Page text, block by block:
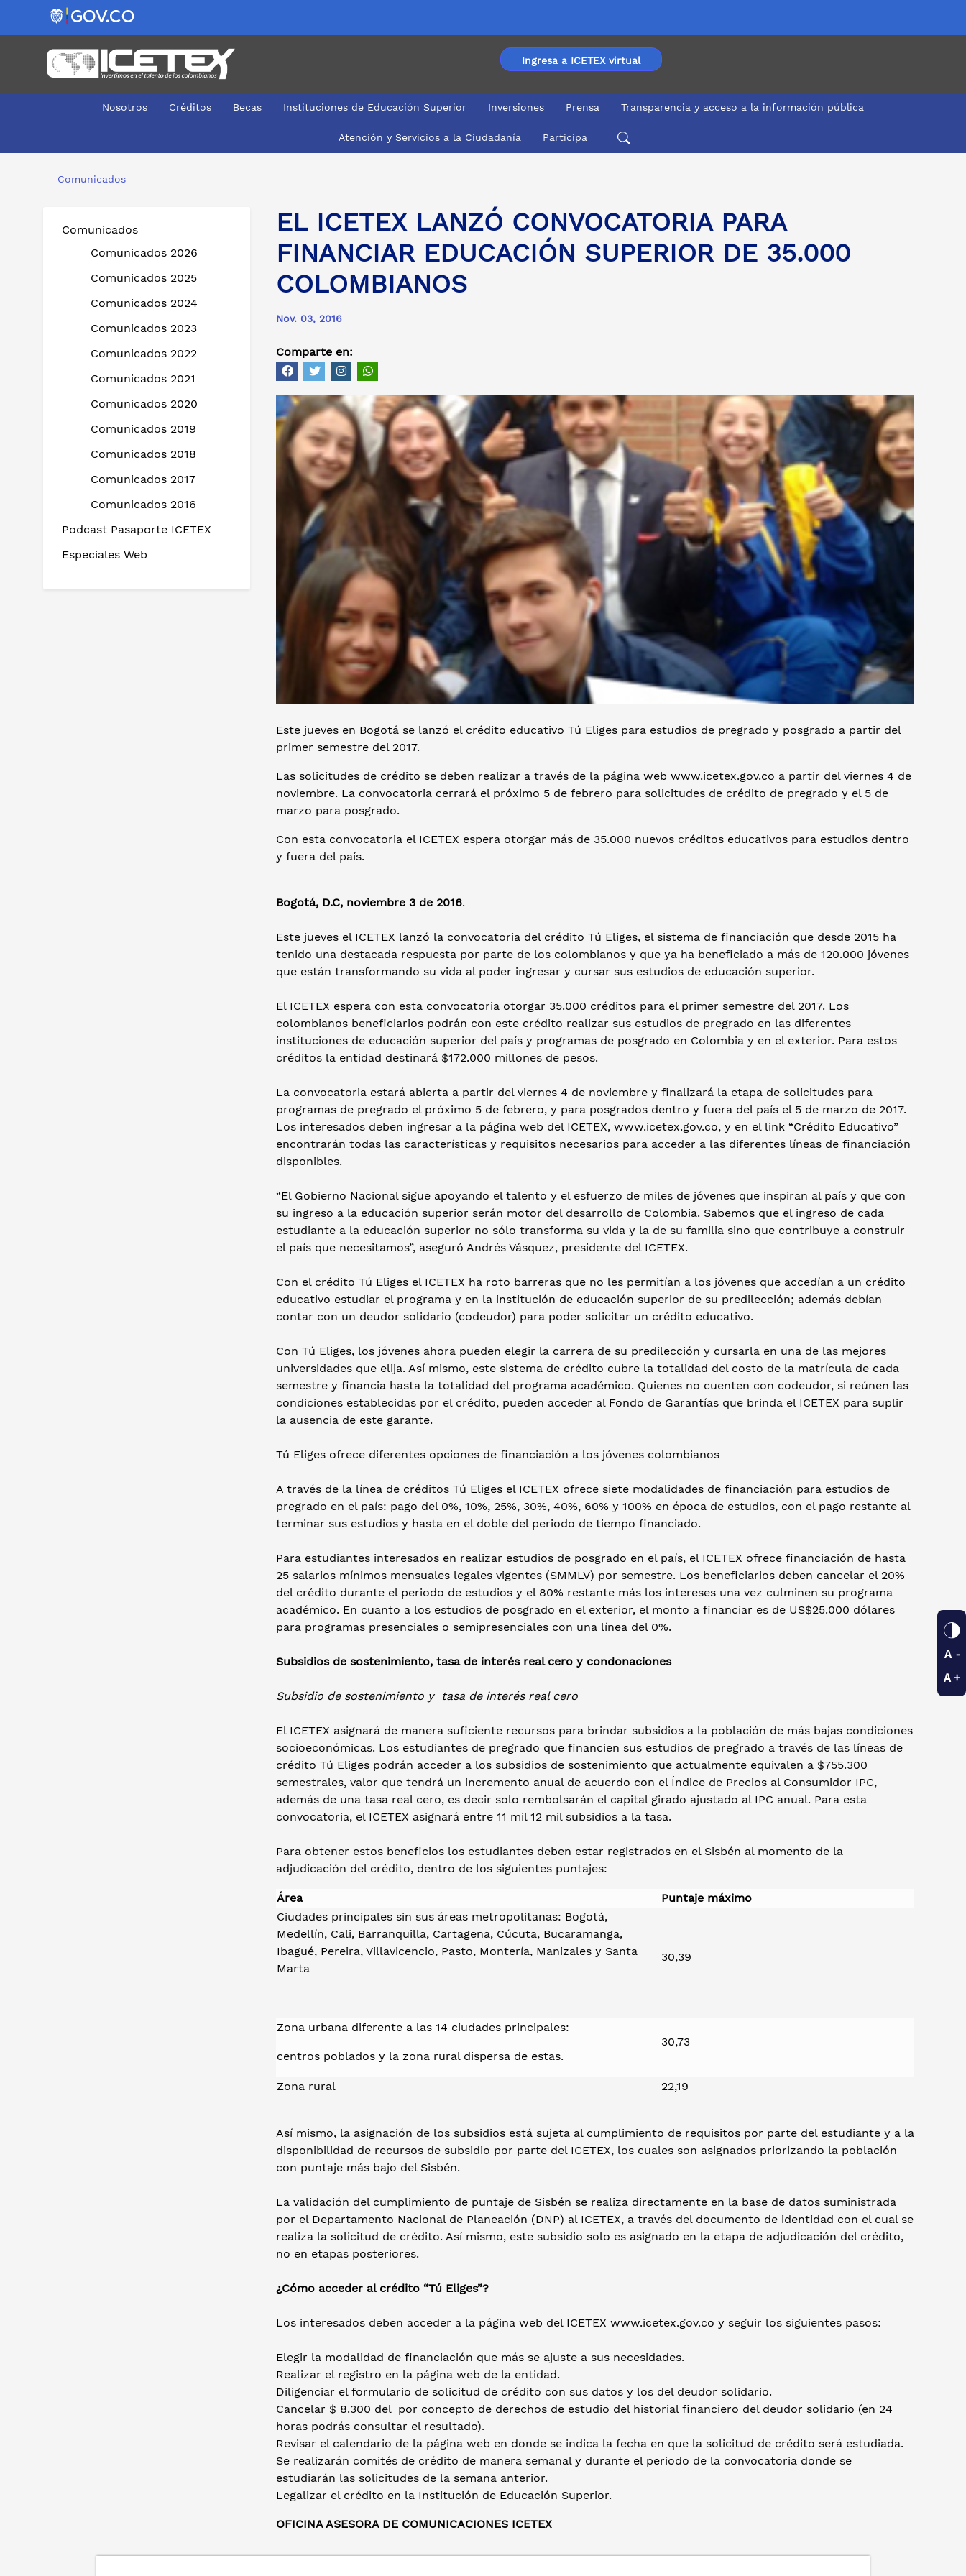
Ingresa a ICETEX virtual
Nosotros Créditos Becas Instituciones de Educación Superior Inversiones Prensa Transparencia y acceso a la información pública
Atención y Servicios a la Ciudadanía Participa
Comunicados
Comunicados
Comunicados 2026
Comunicados 2025
Comunicados 2024
Comunicados 2023
Comunicados 2022
Comunicados 2021
Comunicados 2020
Comunicados 2019
Comunicados 2018
Comunicados 2017
Comunicados 2016
Podcast Pasaporte ICETEX
Especiales Web
EL ICETEX LANZÓ CONVOCATORIA PARA
FINANCIAR EDUCACIÓN SUPERIOR DE 35.000
COLOMBIANOS
Nov. 03, 2016
Comparte en:
Este jueves en Bogotá se lanzó el crédito educativo Tú Eliges para estudios de pregrado y posgrado a partir del
primer semestre del 2017.
Las solicitudes de crédito se deben realizar a través de la página web www.icetex.gov.co a partir del viernes 4 de
noviembre. La convocatoria cerrará el próximo 5 de febrero para solicitudes de crédito de pregrado y el 5 de
marzo para posgrado.
Con esta convocatoria el ICETEX espera otorgar más de 35.000 nuevos créditos educativos para estudios dentro
y fuera del país.
Bogotá, D.C, noviembre 3 de 2016.
Este jueves el ICETEX lanzó la convocatoria del crédito Tú Eliges, el sistema de financiación que desde 2015 ha
tenido una destacada respuesta por parte de los colombianos y que ya ha beneficiado a más de 120.000 jóvenes
que están transformando su vida al poder ingresar y cursar sus estudios de educación superior.
El ICETEX espera con esta convocatoria otorgar 35.000 créditos para el primer semestre del 2017. Los
colombianos beneficiarios podrán con este crédito realizar sus estudios de pregrado en las diferentes
instituciones de educación superior del país y programas de posgrado en Colombia y en el exterior. Para estos
créditos la entidad destinará $172.000 millones de pesos.
La convocatoria estará abierta a partir del viernes 4 de noviembre y finalizará la etapa de solicitudes para
programas de pregrado el próximo 5 de febrero, y para posgrados dentro y fuera del país el 5 de marzo de 2017.
Los interesados deben ingresar a la página web del ICETEX, www.icetex.gov.co, y en el link “Crédito Educativo”
encontrarán todas las características y requisitos necesarios para acceder a las diferentes líneas de financiación
disponibles.
“El Gobierno Nacional sigue apoyando el talento y el esfuerzo de miles de jóvenes que inspiran al país y que con
su ingreso a la educación superior serán motor del desarrollo de Colombia. Sabemos que el ingreso de cada
estudiante a la educación superior no sólo transforma su vida y la de su familia sino que contribuye a construir
el país que necesitamos”, aseguró Andrés Vásquez, presidente del ICETEX.
Con el crédito Tú Eliges el ICETEX ha roto barreras que no les permitían a los jóvenes que accedían a un crédito
educativo estudiar el programa y en la institución de educación superior de su predilección; además debían
contar con un deudor solidario (codeudor) para poder solicitar un crédito educativo.
Con Tú Eliges, los jóvenes ahora pueden elegir la carrera de su predilección y cursarla en una de las mejores
universidades que elija. Así mismo, este sistema de crédito cubre la totalidad del costo de la matrícula de cada
semestre y financia hasta la totalidad del programa académico. Quienes no cuenten con codeudor, si reúnen las
condiciones establecidas por el crédito, pueden acceder al Fondo de Garantías que brinda el ICETEX para suplir
la ausencia de este garante.
Tú Eliges ofrece diferentes opciones de financiación a los jóvenes colombianos
A través de la línea de créditos Tú Eliges el ICETEX ofrece siete modalidades de financiación para estudios de
pregrado en el país: pago del 0%, 10%, 25%, 30%, 40%, 60% y 100% en época de estudios, con el pago restante al
terminar sus estudios y hasta en el doble del periodo de tiempo financiado.
Para estudiantes interesados en realizar estudios de posgrado en el país, el ICETEX ofrece financiación de hasta
25 salarios mínimos mensuales legales vigentes (SMMLV) por semestre. Los beneficiarios deben cancelar el 20%
del crédito durante el periodo de estudios y el 80% restante más los intereses una vez culminen su programa
académico. En cuanto a los estudios de posgrado en el exterior, el monto a financiar es de US$25.000 dólares
para programas presenciales o semipresenciales con una línea del 0%.
Subsidios de sostenimiento, tasa de interés real cero y condonaciones
Subsidio de sostenimiento y tasa de interés real cero
El ICETEX asignará de manera suficiente recursos para brindar subsidios a la población de más bajas condiciones
socioeconómicas. Los estudiantes de pregrado que financien sus estudios de pregrado a través de las líneas de
crédito Tú Eliges podrán acceder a los subsidios de sostenimiento que actualmente equivalen a $755.300
semestrales, valor que tendrá un incremento anual de acuerdo con el Índice de Precios al Consumidor IPC,
además de una tasa real cero, es decir solo rembolsarán el capital girado ajustado al IPC anual. Para esta
convocatoria, el ICETEX asignará entre 11 mil 12 mil subsidios a la tasa.
Para obtener estos beneficios los estudiantes deben estar registrados en el Sisbén al momento de la
adjudicación del crédito, dentro de los siguientes puntajes:
Área
Puntaje máximo
Ciudades principales sin sus áreas metropolitanas: Bogotá,
Medellín, Cali, Barranquilla, Cartagena, Cúcuta, Bucaramanga,
Ibagué, Pereira, Villavicencio, Pasto, Montería, Manizales y Santa
Marta
30,39
Zona urbana diferente a las 14 ciudades principales:
centros poblados y la zona rural dispersa de estas.
30,73
Zona rural 22,19
Así mismo, la asignación de los subsidios está sujeta al cumplimiento de requisitos por parte del estudiante y a la
disponibilidad de recursos de subsidio por parte del ICETEX, los cuales son asignados priorizando la población
con puntaje más bajo del Sisbén.
La validación del cumplimiento de puntaje de Sisbén se realiza directamente en la base de datos suministrada
por el Departamento Nacional de Planeación (DNP) al ICETEX, a través del documento de identidad con el cual se
realiza la solicitud de crédito. Así mismo, este subsidio solo es asignado en la etapa de adjudicación del crédito,
no en etapas posteriores.
¿Cómo acceder al crédito “Tú Eliges”?
Los interesados deben acceder a la página web del ICETEX www.icetex.gov.co y seguir los siguientes pasos:
Elegir la modalidad de financiación que más se ajuste a sus necesidades.
Realizar el registro en la página web de la entidad.
Diligenciar el formulario de solicitud de crédito con sus datos y los del deudor solidario.
Cancelar $ 8.300 del por concepto de derechos de estudio del historial financiero del deudor solidario (en 24
horas podrás consultar el resultado).
Revisar el calendario de la página web en donde se indica la fecha en que la solicitud de crédito será estudiada.
Se realizarán comités de crédito de manera semanal y durante el periodo de la convocatoria donde se
estudiarán las solicitudes de la semana anterior.
Legalizar el crédito en la Institución de Educación Superior.
OFICINA ASESORA DE COMUNICACIONES ICETEX